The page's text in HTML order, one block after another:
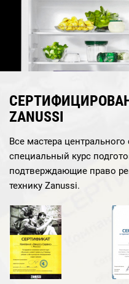
ZANUSSI
Все мастера
специальный курс
подтверждающие право
технику Zanussi.